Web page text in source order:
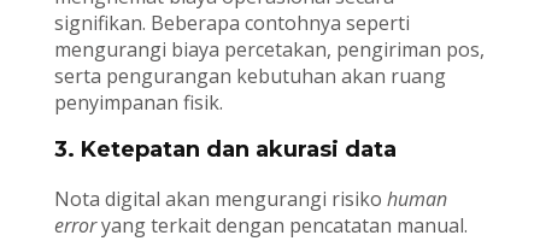
signifikan. Beberapa contohnya seperti
mengurangi biaya percetakan, pengiriman pos,
serta pengurangan kebutuhan akan ruang
penyimpanan fisik.
3. Ketepatan dan akurasi data
Nota digital akan mengurangi risiko human
erroryang terkait dengan pencatatan manual.